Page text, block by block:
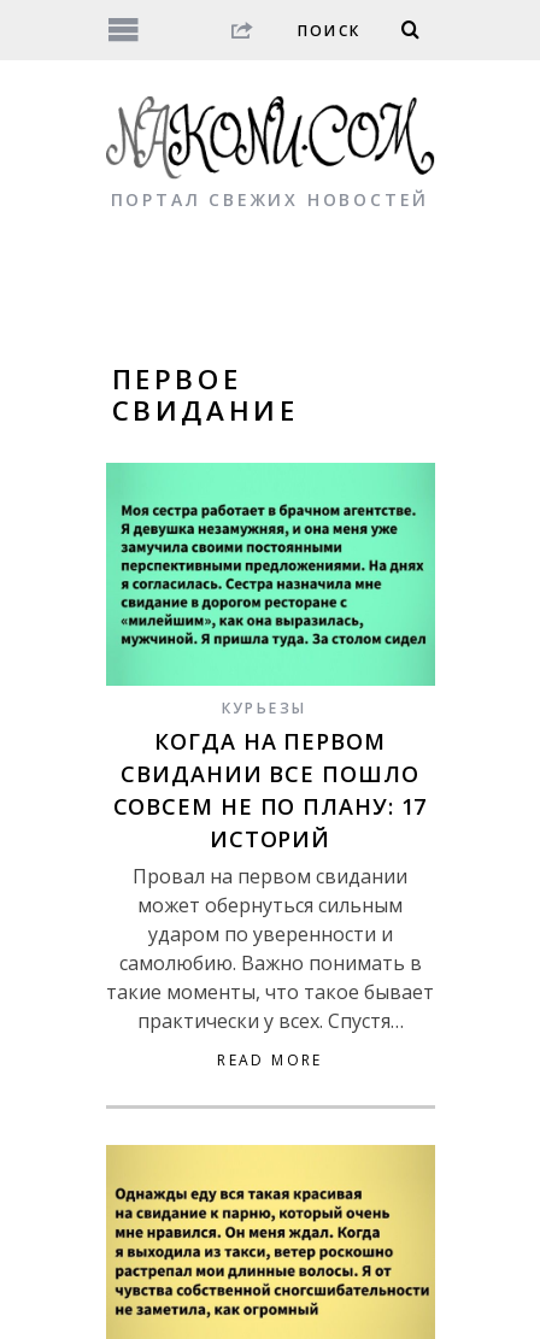
ПОРТАЛ СВЕЖИХ НОВОСТЕЙ
ПЕРВОЕ
СВИДАНИЕ
КУРЬЕЗЫ
КОГДА НА ПЕРВОМ
СВИДАНИИ ВСЕ ПОШЛО
СОВСЕМ НЕ ПО ПЛАНУ: 17
ИСТОРИЙ
Провал на первом свидании
может обернуться сильным
ударом по уверенности и
самолюбию. Важно понимать в
такие моменты, что такое бывает
практически у всех. Спустя…
READ MORE